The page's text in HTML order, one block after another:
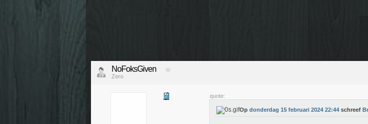
NoFoksGiven
Zero
quote:
Op donderdag 15 februari 2024 22:44 schreef